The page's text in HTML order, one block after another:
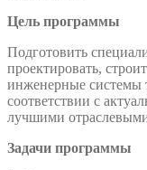
Цель программы
Подготовить
проектировать,
инженерные системы
соответствии с
лучшими
Задачи программы